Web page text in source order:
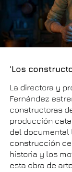
'Los
La directora y
Fernández
constructoras
producción
del documental
construcción
historia y los
esta obra de